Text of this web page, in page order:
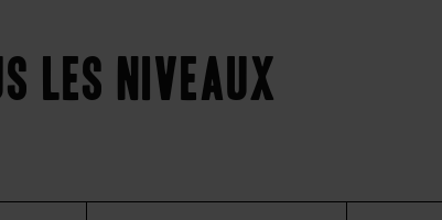
les niveaux